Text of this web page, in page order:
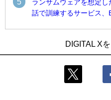
ランサムウェアを想定
話で訓練するサービス、
近大病院と中外製薬、治験
技術を使う抽出方法の研究
コスモ石油、製油所の設
合基盤を本格稼働
鹿島建設、鋼管柱へのコ
AIを遠隔監視システムに実
そもそも今の仕事はAIエー
DIGITAL X